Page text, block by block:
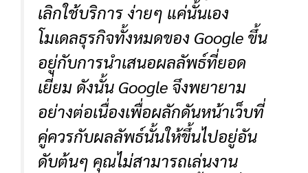
เลิกใช้บริการ ง่ายๆ แค่นั้นเอง
โมเดลธุรกิจทั้งหมดของ Google ขึ้น
อยู่กับการนำเสนอผลลัพธ์ที่ยอด
เยี่ยม ดังนั้น Google จึงพยายาม
อย่างต่อเนื่องเพื่อผลักดันหน้าเว็บที่
คู่ควรกับผลลัพธ์นั้นให้ขึ้นไปอยู่อัน
ดับต้นๆ คุณไม่สามารถเล่นงาน